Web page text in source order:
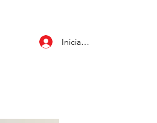
Inicia la sessió